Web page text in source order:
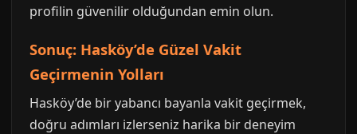
profilin güvenilir olduğundan emin olun.
Sonuç: Hasköy’de Güzel Vakit
Geçirmenin Yolları
Hasköy’de bir yabancı bayanla vakit geçirmek,
doğru adımları izlerseniz harika bir deneyim